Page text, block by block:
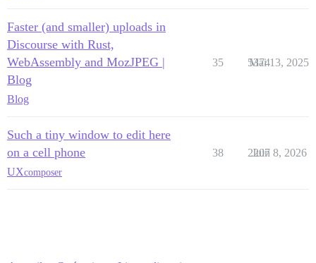
Faster (and smaller) uploads in
Discourse with Rust,
WebAssembly and MozJPEG |
Blog
Blog
35 5374
Mai 13, 2025
Such a tiny window to edit here
on a cell phone
UXcomposer
38 2207
Juin 8, 2026